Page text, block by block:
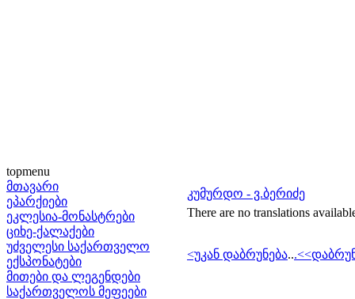
topmenu
მთავარი
ეპარქიები
ეკლესია-მონასტრები
ციხე-ქალაქები
უძველესი საქართველო
ექსპონატები
მითები და ლეგენდები
საქართველოს მეფეები
კუმურდო - ვ.ბერიძე
There are no translations
<უკან დაბრუნება..